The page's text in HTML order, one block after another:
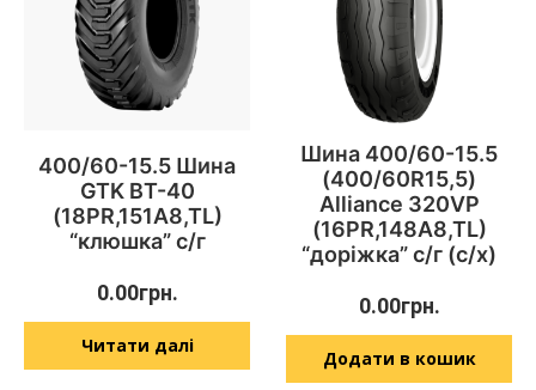
400/60-15.5 Шина
GTK BT-40
(18PR,151A8,TL)
“клюшка” с/г
0.00грн.
Читати далі
Шина 400/60-15.5
(400/60R15,5)
Alliance 320VP
(16PR,148A8,TL)
“доріжка” с/г (с/х)
0.00грн.
Додати в кошик